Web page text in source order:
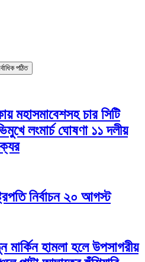
পঠিত
মহাসমাবেশসহ চার সিটি
লংমার্চ ঘোষণা ১১ দলীয়
নির্বাচন ২০ আগস্ট
মার্কিন হামলা হলে উপসাগরীয়